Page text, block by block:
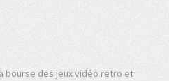
bourse des jeux vidéo retro et